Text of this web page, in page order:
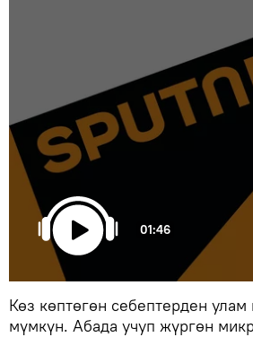
01:46
Көз көптөгөн себептерден
мүмкүн. Абада учуп жүргөн